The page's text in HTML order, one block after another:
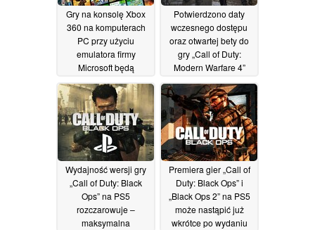
Gry na konsolę Xbox
360 na komputerach
PC przy użyciu
emulatora firmy
Microsoft będą
dostępne po odkryciu
wyników analizy
danych24/07/2026
Potwierdzono daty
wczesnego dostępu
oraz otwartej bety do
gry „Call of Duty:
Modern Warfare 4”
21/07/2026
Wydajność wersji gry
„Call of Duty: Black
Ops” na PS5
rozczarowuje –
maksymalna
Premiera gier „Call of
Duty: Black Ops” i
„Black Ops 2” na PS5
może nastąpić już
wkrótce po wydaniu